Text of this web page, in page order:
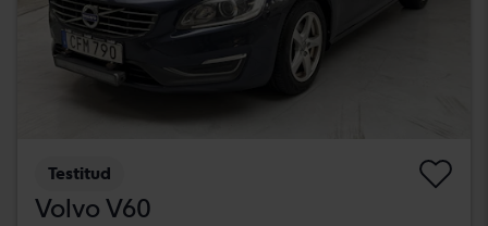
Testitud
Volvo V60